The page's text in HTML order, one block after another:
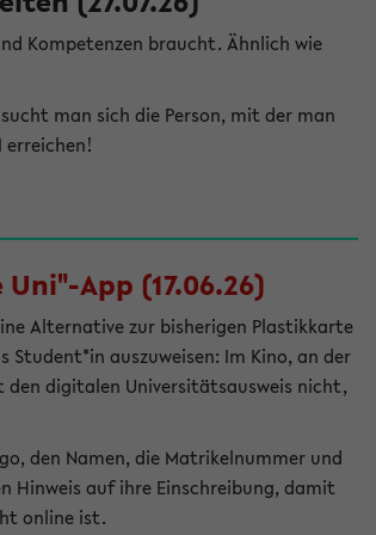
Kompetenzen braucht. Ähnlich wie
man sich die Person, mit der man
erreichen!
App (17.06.26)
Alternative zur bisherigen Plastikkarte
auszuweisen: Im Kino, an der
den digitalen Universitätsausweis nicht,
den Namen, die Matrikelnummer und
Hinweis auf ihre Einschreibung, damit
online ist.